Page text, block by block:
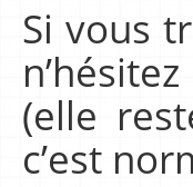
Si vous
(elle
c’est